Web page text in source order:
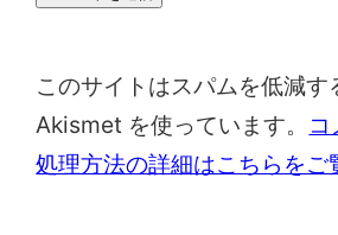
このサイトはスパムを低減す
Akismet を使っています。
処理方法の詳細はこちらをご